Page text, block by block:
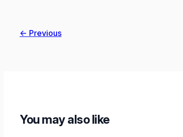
← Previous
You may also like